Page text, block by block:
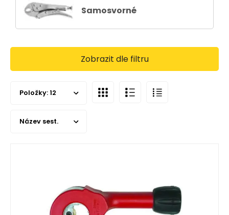
Samosvorné
Zobrazit dle filtru
Položky: 12
Název sest.